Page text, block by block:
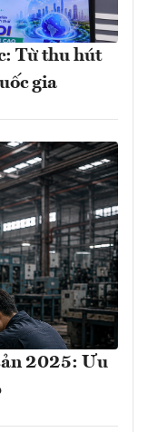
Từ thu hút
gia
2025: Ưu